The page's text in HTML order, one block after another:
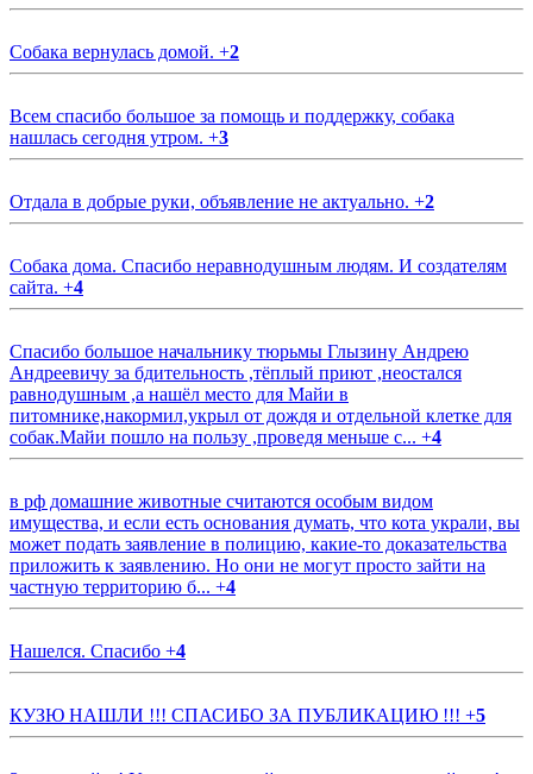
Собака вернулась домой. +2
Всем спасибо большое за помощь и поддержку, собака
нашлась сегодня утром. +3
Отдала в добрые руки, объявление не актуально. +2
Собака дома. Спасибо неравнодушным людям. И создателям
сайта. +4
Спасибо большое начальнику тюрьмы Глызину Андрею
Андреевичу за бдительность ,тёплый приют ,неостался
равнодушным ,а нашёл место для Майи в
питомнике,накормил,укрыл от дождя и отдельной клетке для
собак.Майи пошло на пользу ,проведя меньше с... +4
в рф домашние животные считаются особым видом
имущества, и если есть основания думать, что кота украли, вы
может подать заявление в полицию, какие-то доказательства
приложить к заявлению. Но они не могут просто зайти на
частную территорию б... +4
Нашелся. Спасибо +4
КУЗЮ НАШЛИ !!! СПАСИБО ЗА ПУБЛИКАЦИЮ !!! +5